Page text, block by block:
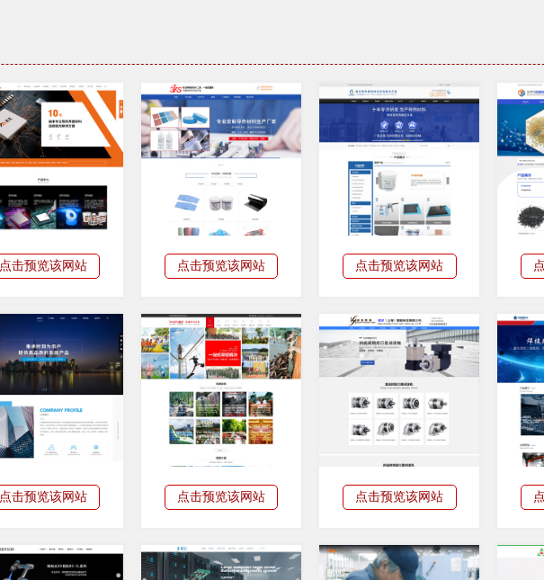
点击预览该网站 点击预览该网站 点击预览该网站
点击预览该网站 点击预览该网站 点击预览该网站